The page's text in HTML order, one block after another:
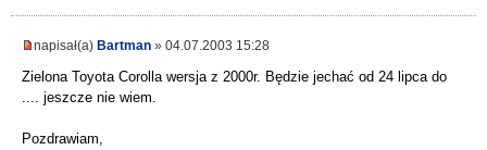
napisał(a) Bartman » 04.07.2003 15:28
Zielona Toyota Corolla wersja z 2000r. Będzie jechać od 24 lipca do
.... jeszcze nie wiem.
Pozdrawiam,